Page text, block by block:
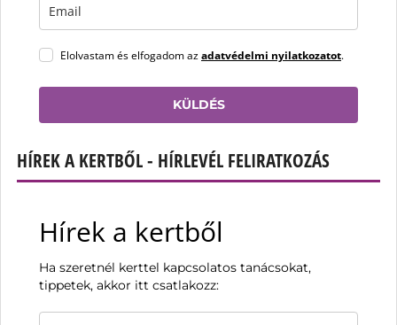
Elolvastam és elfogadom azadatvédelmi nyilatkozatot.
KÜLDÉS
HÍREK A KERTBŐL - HÍRLEVÉL FELIRATKOZÁS
Hírek a kertből
Ha szeretnél kerttel kapcsolatos tanácsokat,
tippetek, akkor itt csatlakozz: